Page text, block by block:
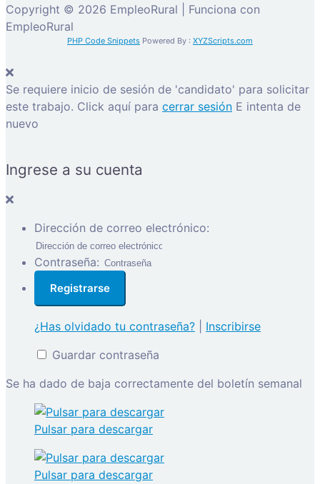
Copyright © 2026 EmpleoRural | Funciona con
EmpleoRural
PHP Code Snippets Powered By : XYZScripts.com
Se requiere inicio de sesión de 'candidato' para solicitar
este trabajo. Click aquí para cerrar sesión E intenta de
nuevo
Ingrese a su cuenta
Dirección de correo electrónico:
Contraseña:
¿Has olvidado tu contraseña?
Inscribirse
Guardar contraseña
Se ha dado de baja correctamente del boletín semanal
Pulsar para descargar
Pulsar para descargar